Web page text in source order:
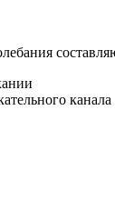
канала